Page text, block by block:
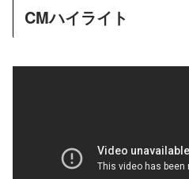
CMハイライト